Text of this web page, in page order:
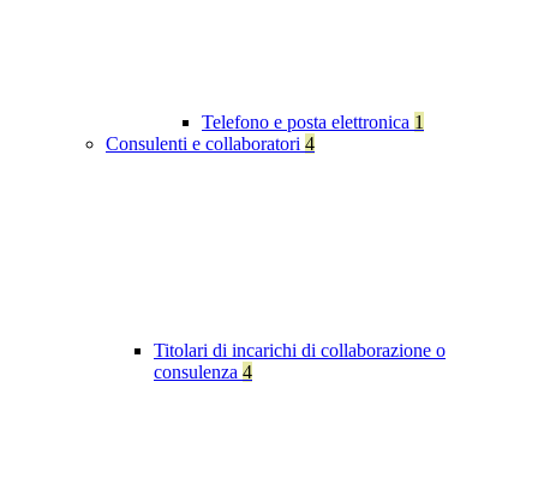
Telefono e posta elettronica 1
Consulenti e collaboratori 4
Titolari di incarichi di collaborazione o
consulenza 4